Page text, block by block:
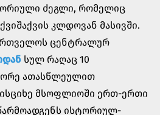
ძეგლი, რომელიც
კლდოვან მასივში.
ცენტრალურ
სულ რაღაც 10
ათასწლეულით
მსოფლიოში ერთ-ერთი
ისტორიულ-